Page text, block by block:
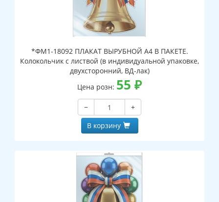
*ФМ1-18092 ПЛАКАТ ВЫРУБНОЙ А4 В ПАКЕТЕ.
Колокольчик с листвой (в индивидуальной упаковке,
двухсторонний, ВД-лак)
Цена розн: 55 ₽
−
+
В корзину